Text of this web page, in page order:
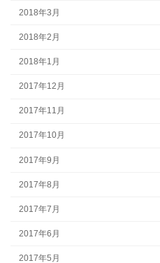
2018年3月
2018年2月
2018年1月
2017年12月
2017年11月
2017年10月
2017年9月
2017年8月
2017年7月
2017年6月
2017年5月